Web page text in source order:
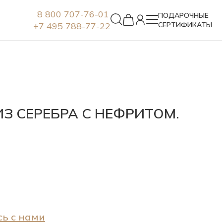
8 800 707-76-01
+7 495 788-77-22
ПОДАРОЧНЫЕ
СЕРТИФИКАТЫ
СЕРЕБРА С НЕФРИТОМ.
с нами